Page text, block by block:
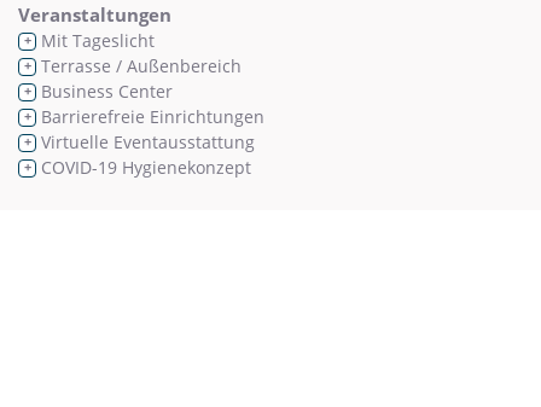
Veranstaltungen
+ Mit Tageslicht
+ Terrasse / Außenbereich
+ Business Center
+ Barrierefreie Einrichtungen
+ Virtuelle Eventausstattung
+ COVID-19 Hygienekonzept